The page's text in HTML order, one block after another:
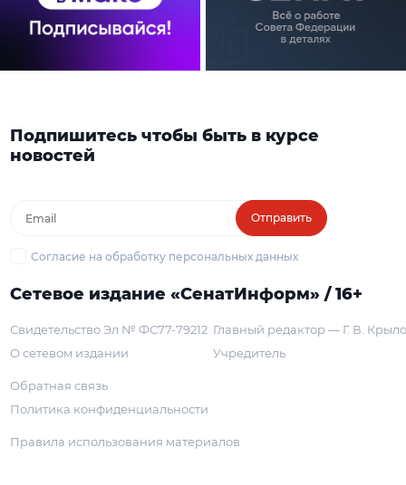
Подпишитесь чтобы быть в курсе
новостей
Отправить
Согласие на обработку персональных данных
Сетевое издание «СенатИнформ» / 16+
Свидетельство Эл № ФС77-79212
О сетевом издании
Главный редактор — Г. В.
Учредитель
Обратная связь
Политика конфиденциальности
Правила использования материалов